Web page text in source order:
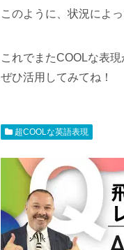
このように、状況によ
これでまたCOOLな表
ぜひ活用してみてね！
超COOLな英語表現